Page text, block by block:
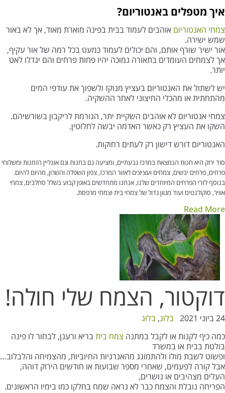
איך מטפלים באנטוריום?
צמחי האנטוריום אוהבים לעמוד בבית בפינה מוארת מאוד, אך לא באור
שמש ישירה.
אור ישיר שורף אותם, והם יכולים לעמוד כמעט בכל רמה של אור עקיף,
אך לצמחים העומדים בתאורה נמוכה יהיו פחות פרחים והם יגדלו לאט
יותר.
יש לשתול את האנטוריום בעציץ מנוקז ולשפוך את עודפי המים
מהתחתית או מהכלי החיצוני לאחר ההשקיה.
צמחי אנטוריום לא אוהבים השקיית יתר, הגורמת לריקבון בשורשיהם.
השקו את העציץ רק כאשר האדמה יבשה לחלוטין.
האנטוריום דורש דישון רק לעתים רחוקות.
סוד ירוק היא חנות הנמצאת במרכז גבעתיים, ומציעה גם בחנות וגם אונליין הזמנות ומשלוחי
פרחים, פרחים יבשים, צמחים ועציצים לאזור המרכז, צפון השפלה והשרון, מהיום להיום.
בנוסף לזרי הפרחים המיוחדים שלנו, אנחנו מתחדשים באופן קבוע בשלל סחלבים, צמחי
אוויר, סוקולנטים ועוד מגוון גדול של צמחי בית וצמחי מרפסת.
Read More
דוקטור, הצמח שלי חולה!
24 ביוני 2021 בלוג, בלוג
כמה כיף לקנות או לקבל במתנה צמח ביתבריא ורענן, לבחור לו פינה
בולטת בבית או במשרד
ופשוט לשבת מולו ולהתמוגג מהאנרגיות החיוביות, מהצמיחה והלבלוב…
אבל קורה לפעמים, שאחרי מספר שבועות או חודשים הירוק דוהה,
העלים מצהיבים או נושרים,
הפריחה נובלת והצמח כבר לא נראה שמח בחלקו כמו בימיו הראשונים.